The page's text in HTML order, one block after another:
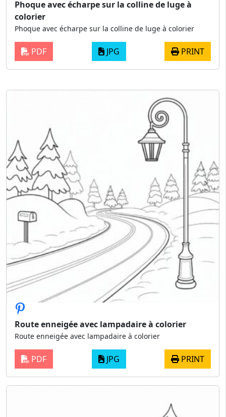
Phoque avec écharpe sur la colline de luge à
colorier
Phoque avec écharpe sur la colline de luge à colorier
PDF JPG PRINT
Route enneigée avec lampadaire à colorier
Route enneigée avec lampadaire à colorier
PDF JPG PRINT